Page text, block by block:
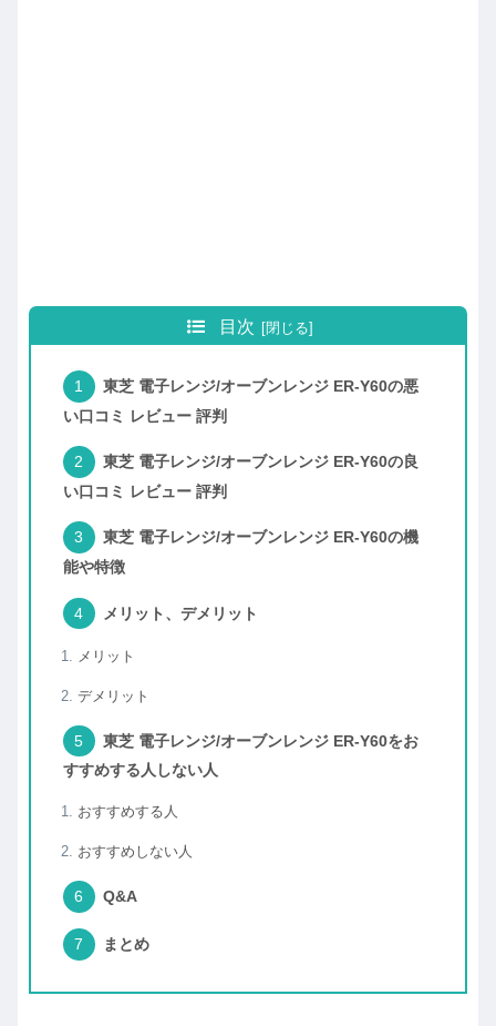
目次
東芝 電子レンジ/オーブンレンジ ER-Y60の悪
い口コミ レビュー 評判
東芝 電子レンジ/オーブンレンジ ER-Y60の良
い口コミ レビュー 評判
東芝 電子レンジ/オーブンレンジ ER-Y60の機
能や特徴
メリット、デメリット
メリット
デメリット
東芝 電子レンジ/オーブンレンジ ER-Y60をお
すすめする人しない人
おすすめする人
おすすめしない人
Q&A
まとめ